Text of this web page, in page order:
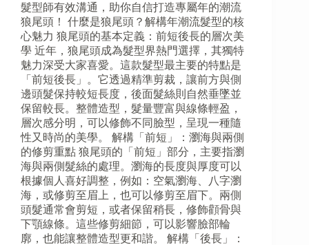
髮型師有效溝通，助你自信打造專屬年的潮流
狼尾頭！ 什麼是狼尾頭？解構年潮流髮型的核
心魅力 狼尾頭的基本定義：前短後長的層次美
學 近年，狼尾頭成為髮型界熱門選擇，其獨特
魅力深受大家喜愛。這款髮型最主要的特點是
「前短後長」。它透過精準剪裁，讓前方與側
邊頭髮保持較短長度，後面髮絲則自然垂墜並
保留較長。整體造型，髮量豐富與線條輕盈，
層次感分明，可以修飾不同臉型，呈現一種隨
性又時尚的美學。 解構「前短」：瀏海與兩側
的修剪重點 狼尾頭的「前短」部分，主要指瀏
海與兩側髮絲的處理。瀏海的長度與厚度可以
根據個人喜好調整，例如：空氣瀏海、八字瀏
海，或修剪至眉上，也可以修剪至眉下。兩側
頭髮通常會剪短，或者保留稍長，修飾顴骨與
下顎線條。這些修剪細節，可以影響臉部輪
廓，也能讓整體造型更和諧。 解構「後長」：